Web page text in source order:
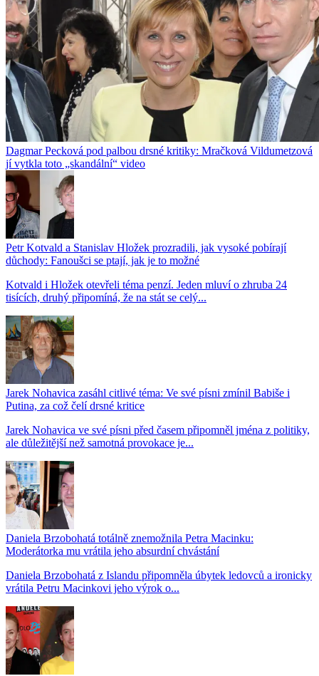
Dagmar Pecková pod palbou drsné kritiky: Mračková Vildumetzová
jí vytkla toto „skandální“ video
Petr Kotvald a Stanislav Hložek prozradili, jak vysoké pobírají
důchody: Fanoušci se ptají, jak je to možné
Kotvald i Hložek otevřeli téma penzí. Jeden mluví o zhruba 24
tisících, druhý připomíná, že na stát se celý...
Jarek Nohavica zasáhl citlivé téma: Ve své písni zmínil Babiše i
Putina, za což čelí drsné kritice
Jarek Nohavica ve své písni před časem připomněl jména z politiky,
ale důležitější než samotná provokace je...
Daniela Brzobohatá totálně znemožnila Petra Macinku:
Moderátorka mu vrátila jeho absurdní chvástání
Daniela Brzobohatá z Islandu připomněla úbytek ledovců a ironicky
vrátila Petru Macinkovi jeho výrok o...